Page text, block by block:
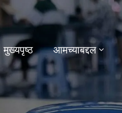
मुख्यपृष्ठ आमच्याबद्दल